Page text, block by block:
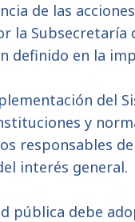
de las
la Subsecretaría
en la
del
y
responsables
interés general.
pública debe